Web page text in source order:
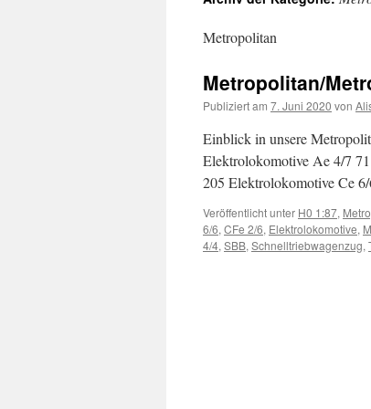
Metropolitan
Metropolitan/
Publiziert am 7. Juni 2020 von
Einblick in unsere
Elektrolokomotive Ae 4/7
205 Elektrolokomotive Ce
Veröffentlicht unter H0 1:87,
6/6, CFe 2/6, Elektrolokomotive,
4/4, SBB, Schnelltriebwagenzug,